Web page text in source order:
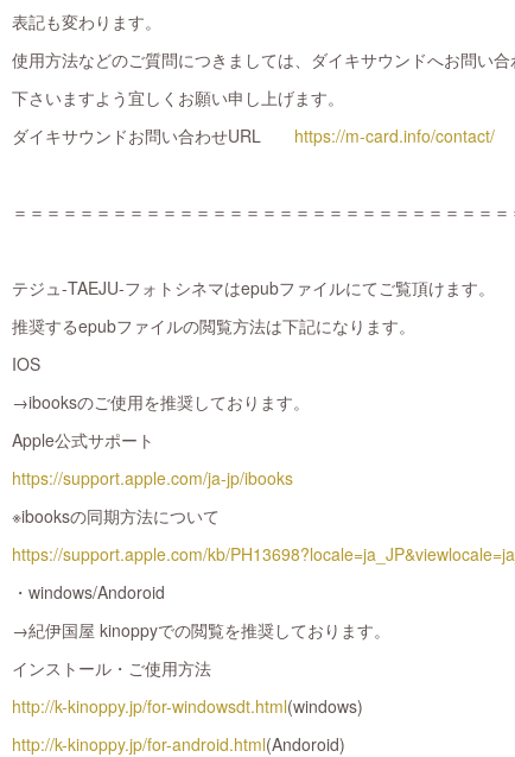
表記も変わります。
使用方法などのご質問につきましては、ダイキサウンドへお問い合
下さいますよう宜しくお願い申し上げます。
ダイキサウンドお問い合わせURL https://m-card.info/contact/
＝＝＝＝＝＝＝＝＝＝＝＝＝＝＝＝＝＝＝＝＝＝＝＝＝＝＝＝＝
テジュ-TAEJU-フォトシネマはepubファイルにてご覧頂けます。
推奨するepubファイルの閲覧方法は下記になります。
IOS
→ibooksのご使用を推奨しております。
Apple公式サポート
https://support.apple.com/ja-jp/ibooks
※ibooksの同期方法について
https://support.apple.com/kb/
・windows/Andoroid
→紀伊国屋 kinoppyでの閲覧を推奨しております。
インストール・ご使用方法
http://k-kinoppy.jp/for-windowsdt.html(windows)
http://k-kinoppy.jp/for-android.html(Andoroid)